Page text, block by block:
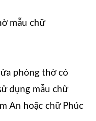
mẫu chữ
phòng thờ có
dụng mẫu chữ
An hoặc chữ Phúc